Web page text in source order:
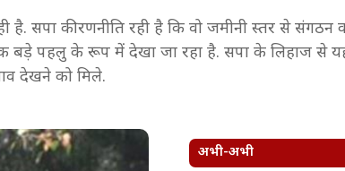
है. सपा की रणनीति रही है कि वो जमीनी स्तर से
बड़े पहलु के रूप में देखा जा रहा है. सपा के लिहाज
देखने को मिले.
अभी-अभी